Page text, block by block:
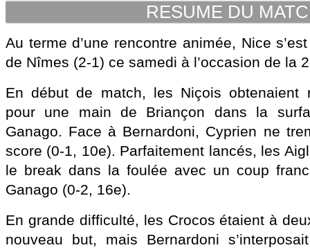
RESUME DU
Au terme d’une rencontre animée, Nice
de Nîmes (2-1) ce samedi à l’occasion de la
En début de match, les Niçois obtenaient
pour une main de Briançon dans la
Ganago. Face à Bernardoni, Cyprien ne
score (0-1, 10e). Parfaitement lancés, les
le break dans la foulée avec un coup
Ganago (0-2, 16e).
En grande difficulté, les Crocos étaient à
nouveau but, mais Bernardoni